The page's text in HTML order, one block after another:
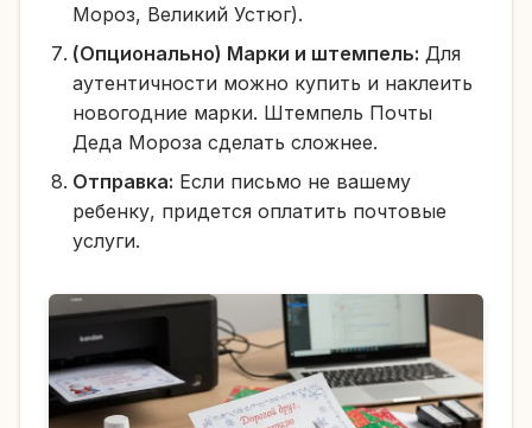
Мороз, Великий Устюг).
(Опционально) Марки и штемпель: Для
аутентичности можно купить и наклеить
новогодние марки. Штемпель Почты
Деда Мороза сделать сложнее.
Отправка: Если письмо не вашему
ребенку, придется оплатить почтовые
услуги.